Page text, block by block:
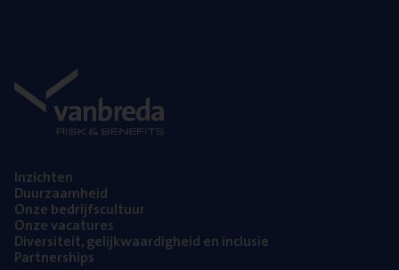
Inzich­ten
Duur­zaam­heid
Onze bedrijfs­cul­tuur
Onze vaca­tu­res
Diver­si­teit, gelijk­waar­dig­heid en inclusie
Part­ner­ships